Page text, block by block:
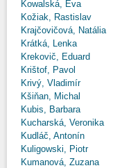
Kowalská, Eva
Kožiak, Rastislav
Krajčovičová, Natália
Krátká, Lenka
Krekovič, Eduard
Krištof, Pavol
Krivý, Vladimír
Kšiňan, Michal
Kubis, Barbara
Kucharská, Veronika
Kudláč, Antonín
Kuligowski, Piotr
Kumanová, Zuzana